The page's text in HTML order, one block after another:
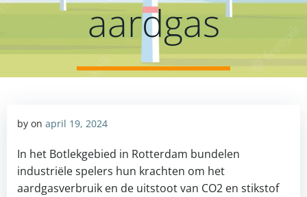
aardgas
by on april 19, 2024
In het Botlekgebied in Rotterdam bundelen
industriële spelers hun krachten om het
aardgasverbruik en de uitstoot van CO2 en stikstof